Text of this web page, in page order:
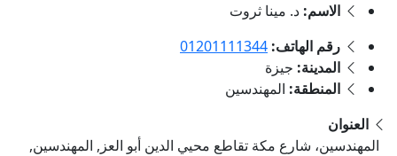
الاسم: د. مينا ثروت
رقم الهاتف: 01201111344
المدينة: جيزة
المنطقة: المهندسين
العنوان
المهندسين، شارع مكة تقاطع محيي الدين أبو العز, المهندسين,